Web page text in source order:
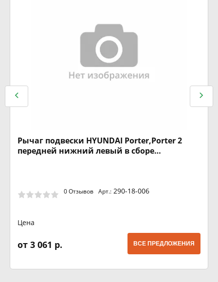
Рычаг подвески HYUNDAI Porter,Porter 2
передней нижний левый в сборе
0 Отзывов Арт.: 290-18-006
Цена
от 3 061 р. ВСЕ ПРЕДЛОЖЕНИЯ